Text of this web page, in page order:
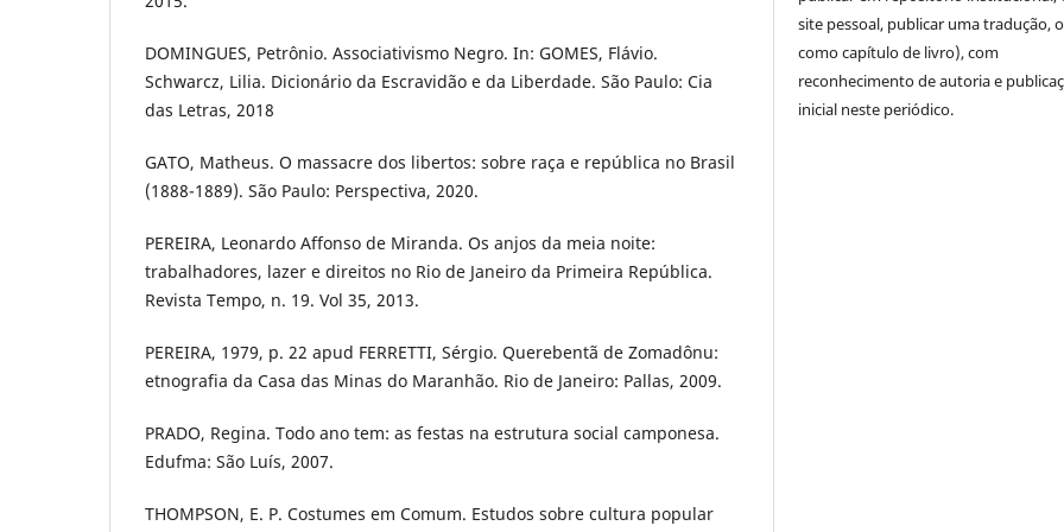
DOMINGUES, Petrônio. Associativismo Negro. In: GOMES, Flávio.
Schwarcz, Lilia. Dicionário da Escravidão e da Liberdade. São Paulo: Cia
das Letras, 2018
GATO, Matheus. O massacre dos libertos: sobre raça e república no Brasil
(1888-1889). São Paulo: Perspectiva, 2020.
PEREIRA, Leonardo Affonso de Miranda. Os anjos da meia noite:
trabalhadores, lazer e direitos no Rio de Janeiro da Primeira República.
Revista Tempo, n. 19. Vol 35, 2013.
PEREIRA, 1979, p. 22 apud FERRETTI, Sérgio. Querebentã de Zomadônu:
etnografia da Casa das Minas do Maranhão. Rio de Janeiro: Pallas, 2009.
PRADO, Regina. Todo ano tem: as festas na estrutura social camponesa.
Edufma: São Luís, 2007.
THOMPSON, E. P. Costumes em Comum. Estudos sobre cultura popular
site pessoal, publicar uma tradução,
como capítulo de livro), com
reconhecimento de autoria e
inicial neste periódico.